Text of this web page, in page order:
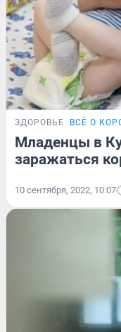
ЗДОРОВЬЕ ВСЁ О
Младенцы в
заражаться
10 сентября, 2022, 10:07